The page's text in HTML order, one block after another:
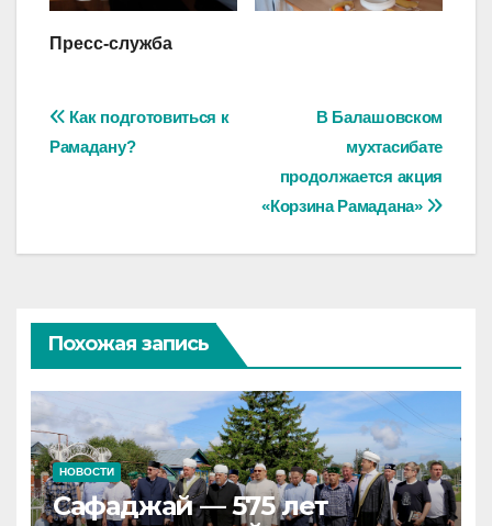
Пресс-служба
Навигация
по
В Балашовском
мухтасибате
продолжается акция
«Корзина Рамадана»
Как подготовиться к
Рамадану?
Похожая запись
НОВОСТИ
Сафаджай — 575 лет